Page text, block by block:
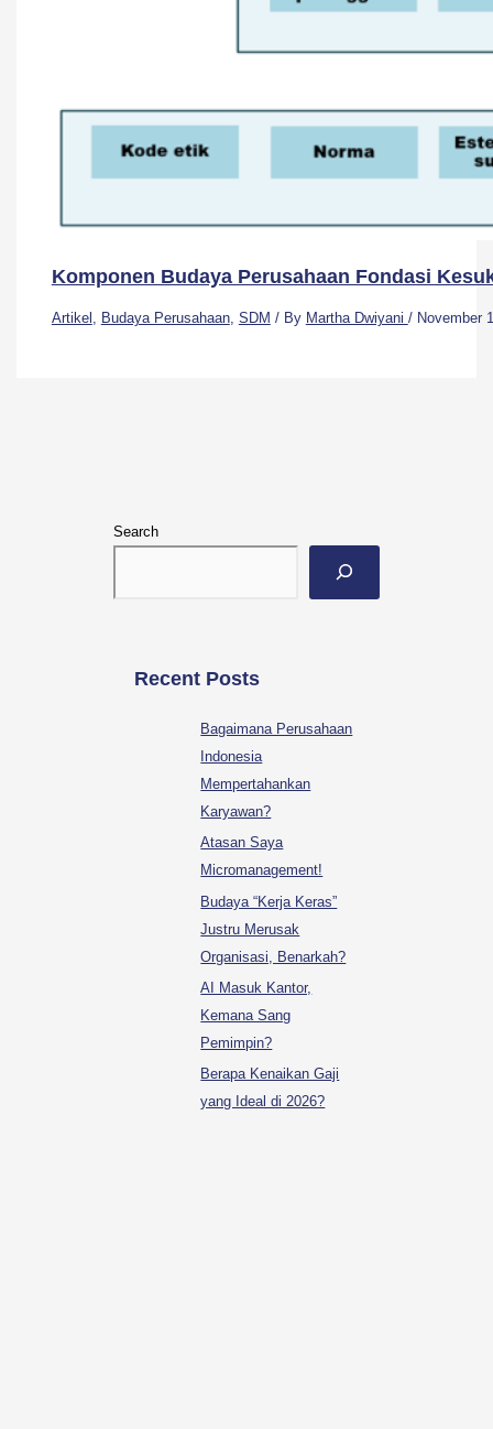
Komponen Budaya Perusahaan Fondasi
Artikel Budaya Perusahaan, SDM / By Martha Dwiyani / November
Search
Recent Posts
Bagaimana Perusahaan
Indonesia
Mempertahankan
Karyawan?
Atasan Saya
Micromanagement!
Budaya “Kerja Keras”
Justru Merusak
Organisasi, Benarkah?
AI Masuk Kantor,
Kemana Sang
Pemimpin?
Berapa Kenaikan Gaji
yang Ideal di 2026?